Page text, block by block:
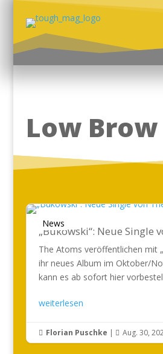
Low Brow
News
„Bukowski“: Neue Single
The Atoms veröffentlichen mit
ihr neues Album im Oktober/
kann es ab sofort hier
weiterlesen
 Florian Puschke |  Aug. 30,